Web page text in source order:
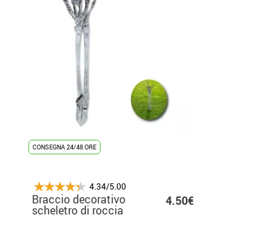
CONSEGNA 24/48 ORE
4.34/5.00
Braccio decorativo
scheletro di roccia
4.50€